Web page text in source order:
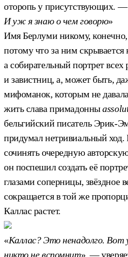
оторопь у присутствующих. —
И уж я знаю о чем говорю»
Имя Берлуми никому, конечно,
потому что за ним скрывается
а собирательный портрет всех
и завистниц, а, может быть,
мифоманок, которым не
жить слава примадонны
бельгийский писатель Эрик-
придумал нетривиальный ход.
сочинять очередную
он поспешил создать её
глазами соперницы, звёздное
сокращается в той же
Каллас растет.
«Каллас? Это ненадолго. Вот
никто не вспомнит», —